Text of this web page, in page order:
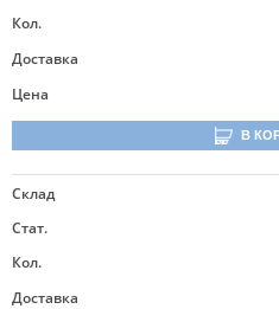
Кол.
Доставка
Цена
В
Склад
Стат.
Кол.
Доставка